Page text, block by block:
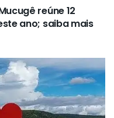
reúne 12
ano; saiba mais